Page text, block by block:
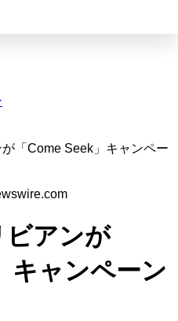
「Come Seek」キャンペー
ビアンが
キャンペーン